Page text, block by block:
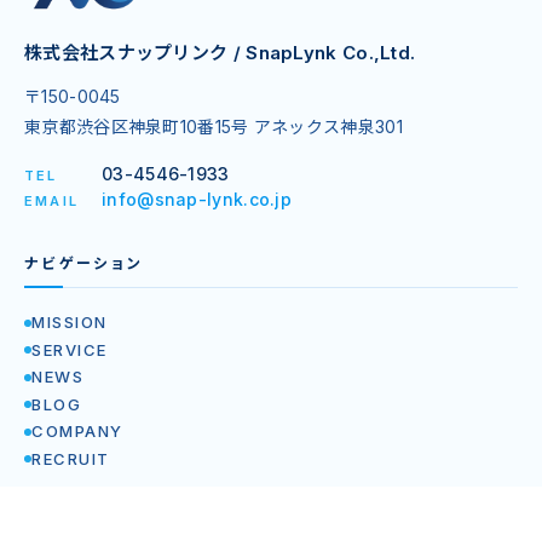
株式会社スナップリンク / SnapLynk Co.,Ltd.
〒150-0045
東京都渋谷区神泉町10番15号 アネックス神泉301
TEL 03-4546-1933
EMAIL info@snap-lynk.co.jp
ナビゲーション
MISSION
SERVICE
NEWS
BLOG
COMPANY
RECRUIT